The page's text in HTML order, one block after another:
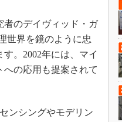
のデイヴィッド・ガ
世界を鏡のように忠
。2002年には、マイ
の応用も提案されて
ンシングやモデリン